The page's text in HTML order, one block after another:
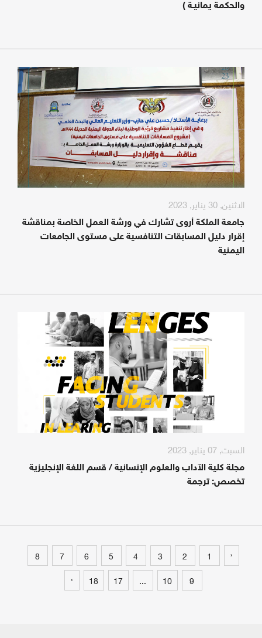
والحكمة يمانيـة )
الاثنين, 30 يناير, 2023
جامعة الملكة أروى تشارك في ورشة العمل الخاصة بمناقشة
إقرار دليل المسابقات التنافسية على مستوى الجامعات
اليمنية
السبت, 07 يناير, 2023
مجلة كلية الآداب والعلوم الإنسانية / قسم اللغة الإنجليزية
تخصص: ترجمة
‹
1
2
3
4
5
6
7
8
9
10
...
17
18
›